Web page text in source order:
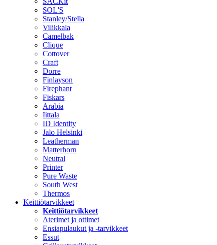
SOL'S
Stanley/Stella
Vilikkala
Camelbak
Clique
Cottover
Craft
Dorre
Finlayson
Firephant
Fiskars
Arabia
Iittala
ID Identity
Jalo Helsinki
Leatherman
Matterhorn
Neutral
Printer
Pure Waste
South West
Thermos
Keittiötarvikkeet
Keittiötarvikkeet
Aterimet ja ottimet
Ensiapulaukut ja -tarvikkeet
Essut